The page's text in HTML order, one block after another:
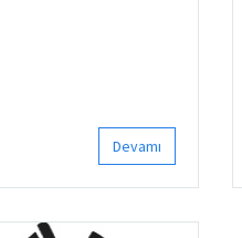
Devamı